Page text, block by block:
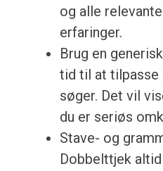
og alle
erfaringer.
Brug en
tid til at tilpasse
søger. Det vil
du er seriøs
Stave- og
Dobbelttjek